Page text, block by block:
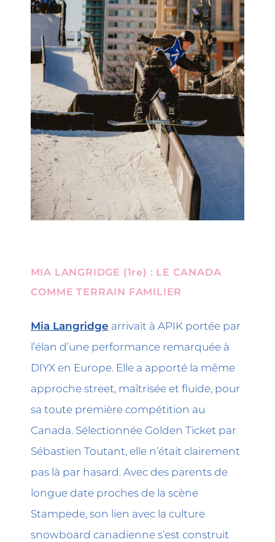
MIA LANGRIDGE (1re) : LE CANADA
COMME TERRAIN FAMILIER
Mia Langridge arrivait à APIK portée par
l’élan d’une performance remarquée à
DIYX en Europe. Elle a apporté la même
approche street, maîtrisée et fluide, pour
sa toute première compétition au
Canada. Sélectionnée Golden Ticket par
Sébastien Toutant, elle n’était clairement
pas là par hasard. Avec des parents de
longue date proches de la scène
Stampede, son lien avec la culture
snowboard canadienne s’est construit